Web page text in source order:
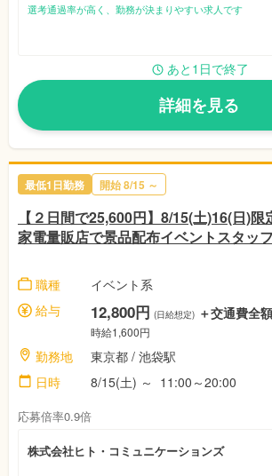
選考通過率が高く、勤務が決まりやすい求人です
あと1日で終了
詳細を見る
最低1日勤務 開始8/15 ～
【２日間で25,600円】8/15(土)16(日)
家電量販店で景品配布イベントスタッフ
職種
イベント系
給与
12,800円 (日給想定) ＋交通費全額
時給1,600円
勤務地 東京都 / 池袋駅
日時
8/15(土) ～ 11:00～20:00
応募倍率0.9倍
株式会社ヒト・コミュニケーションズ